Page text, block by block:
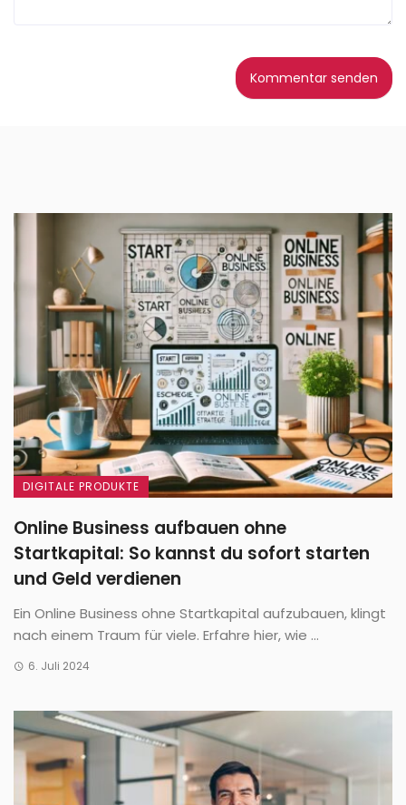
DIGITALE PRODUKTE
Online Business aufbauen ohne
Startkapital: So kannst du sofort starten
und Geld verdienen
Ein Online Business ohne Startkapital aufzubauen, klingt
nach einem Traum für viele. Erfahre hier, wie ...
6. Juli 2024